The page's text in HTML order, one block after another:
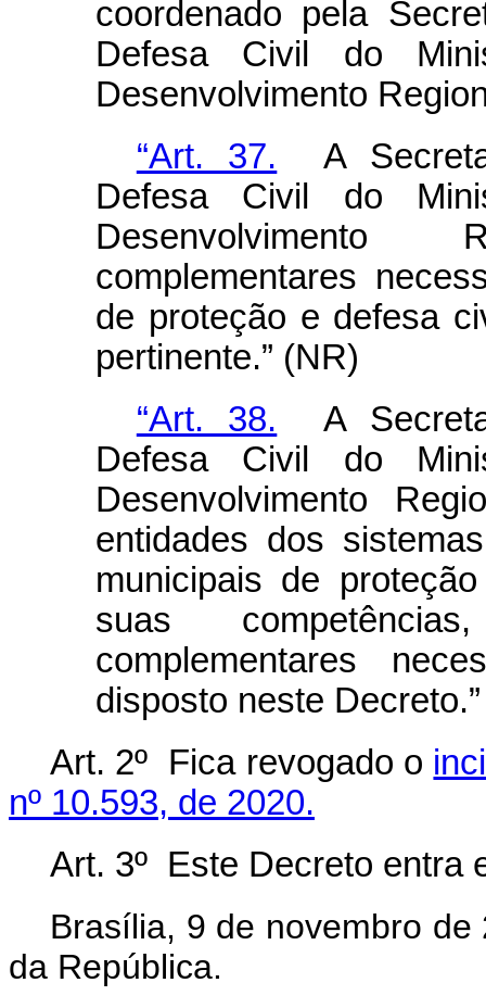
coordenado pela
Defesa Civil do
Desenvolvimento
“Art. 37. A
Defesa Civil do
complementares
de proteção e defesa
pertinente.” (NR)
“Art. 38. A
Defesa Civil do
Desenvolvimento
entidades dos
municipais de
suas
complementares
disposto neste
Art. 2º Fica revogado o
nº 10.593, de 2020.
Art. 3º Este Decreto entra
Brasília, 9 de novembro de
da República.